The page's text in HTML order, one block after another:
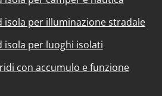
isola per illuminazione stradale
isola per luoghi isolati
con accumulo e funzione